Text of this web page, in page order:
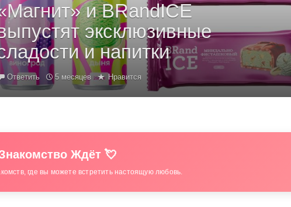
и BRandICE
эксклюзивные
и напитки
Ответить 5 месяцев Нравится
Ждёт 💘
где вы можете встретить настоящую любовь.